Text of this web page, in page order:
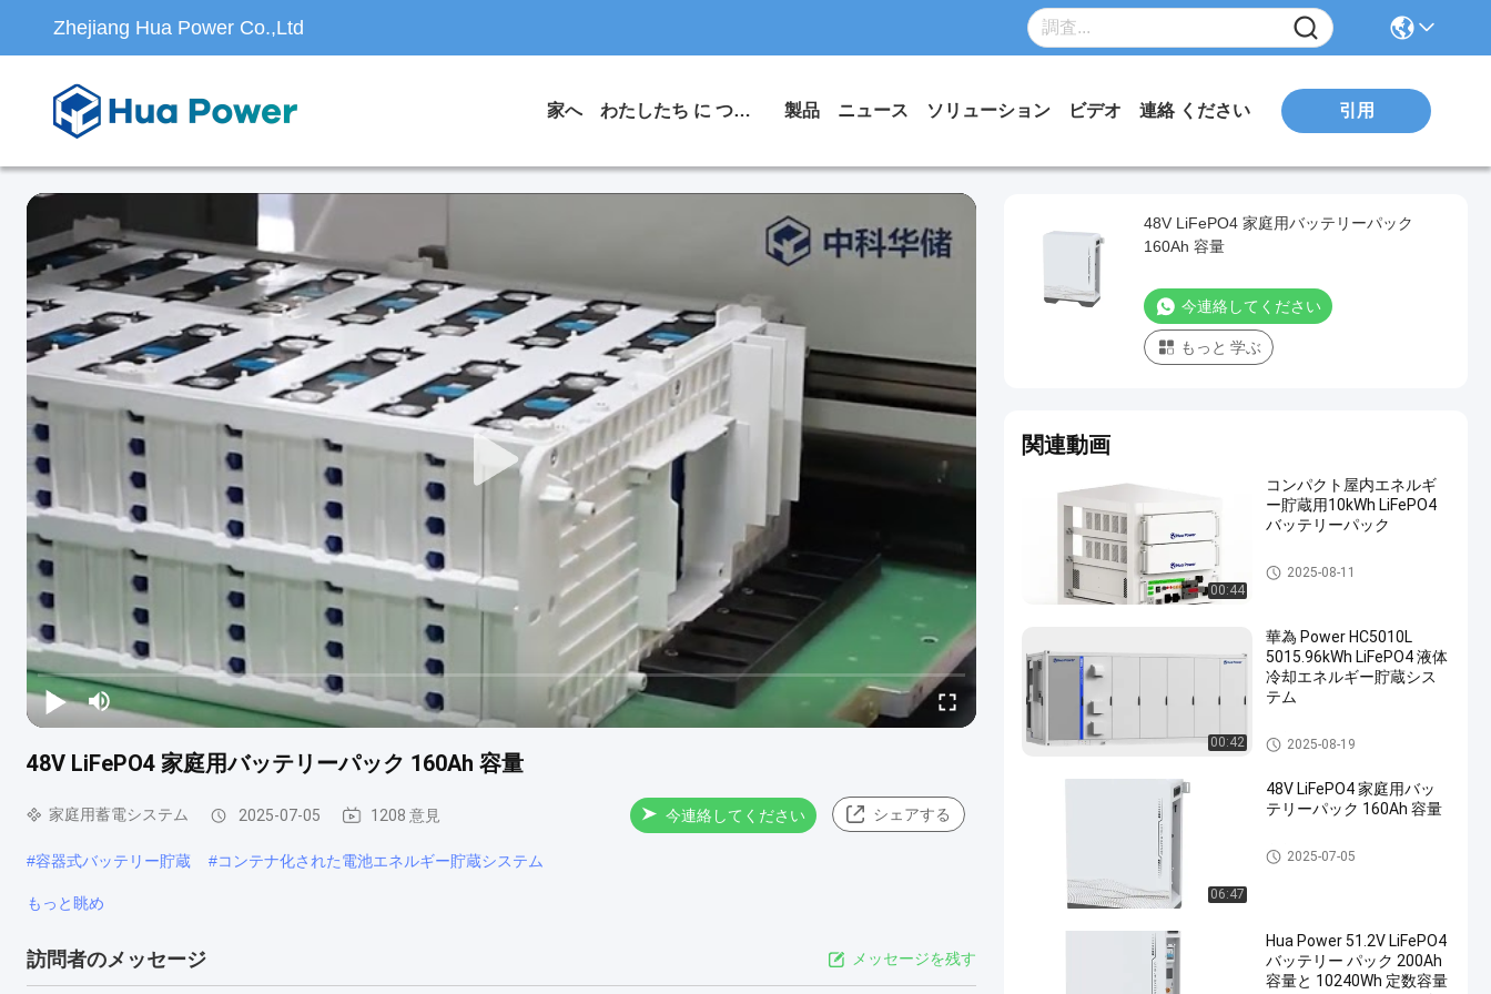
Zhejiang Hua Power Co.,Ltd
家へ わたしたち に つい て 製品 ニュース ソリューション ビデオ 連絡 ください 引用
48V LiFePO4 家庭用バッテリーパック 160Ah 容量
家庭用蓄電システム 2025-07-05 1208 意見 今連絡してください シェアする
#容器式バッテリー貯蔵 #コンテナ化された電池エネルギー貯蔵システム
もっと眺め
訪問者のメッセージ メッセージを残す
48V LiFePO4 家庭用バッテリーパック
160Ah 容量
今連絡してください
もっと 学ぶ
関連動画
00:44
コンパクト屋内エネルギ
ー貯蔵用10kWh LiFePO4
バッテリーパック
エネルギー貯蔵キャビネット
2025-08-11
00:42
華為 Power HC5010L
5015.96kWh LiFePO4 液体
冷却エネルギー貯蔵シス
テム
家庭用蓄電システム
2025-08-19
06:47
48V LiFePO4 家庭用バッ
テリーパック 160Ah 容量
家庭用蓄電システム
2025-07-05
Hua Power 51.2V LiFePO4
バッテリー パック 200Ah
容量と 10240Wh 定数容量